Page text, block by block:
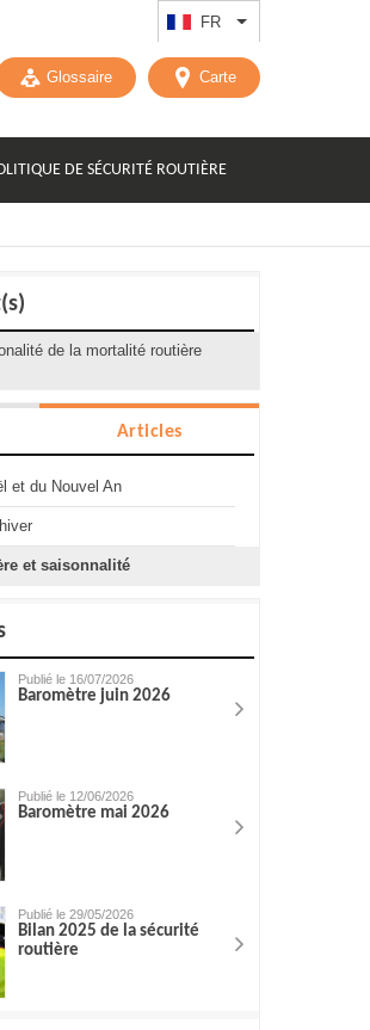
FR Lister les actions
Glossaire Carte
DE SÉCURITÉ ROUTIÈRE
de la mortalité routière
Articles
et du Nouvel An
et saisonnalité
Publié le 16/07/2026
Baromètre juin 2026
Publié le 12/06/2026
Baromètre mai 2026
Publié le 29/05/2026
Bilan 2025 de la sécurité
routière